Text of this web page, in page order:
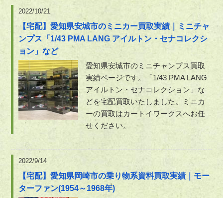
2022/10/21
【宅配】愛知県安城市のミニカー買取実績｜ミニチャ
ンプス「1/43 PMA LANG アイルトン・セナコレクシ
ョン」など
愛知県安城市のミニチャンプス買取
実績ページです。「1/43 PMA LANG
アイルトン・セナコレクション」な
どを宅配買取いたしました。ミニカ
ーの買取はカートイワークスへお任
せください。
2022/9/14
【宅配】愛知県岡崎市の乗り物系資料買取実績｜モー
ターファン(1954～1968年)